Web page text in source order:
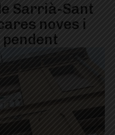
Sarrià-Sant
noves i